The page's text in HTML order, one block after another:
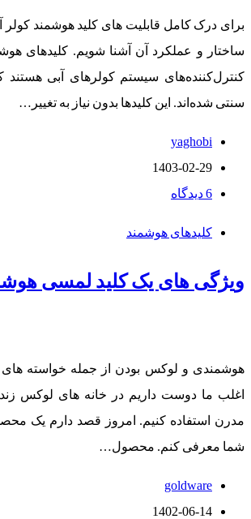
برای درک کامل قابلیت‌ های کلید هوشمند کولر
ساختار و عملکرد آن آشنا شویم. کلیدهای
کنترل‌کننده‌های سیستم کولرهای آبی هستند
سنتی شده‌اند. این کلیدها بدون نیاز به تغییر…
yaghobi
1403-02-29
6 دیدگاه
کلیدهای هوشمند
ویژگی های یک کلید لمسی
هوشمندی و لوکس بودن از جمله خواسته
اغلب ما دوست داریم در خانه های لوکس
مدرن استفاده کنیم. امروز قصد دارم یک
شما معرفی کنم. محصول…
goldware
1402-06-14